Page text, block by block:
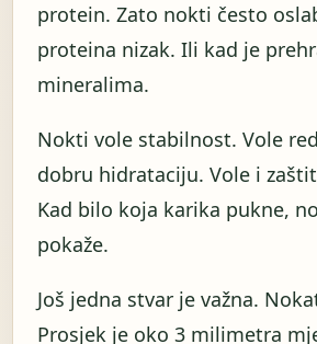
protein. Zato nokti često
proteina nizak. Ili kad je
mineralima.
Nokti vole stabilnost. Vole
dobru hidrataciju. Vole i
Kad bilo koja karika pukne,
pokaže.
Još jedna stvar je važna.
Prosjek je oko 3 milimetra